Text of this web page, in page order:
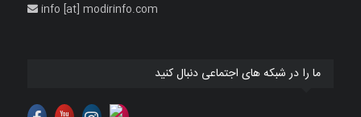
info [at] modirinfo.com
ما را در شبکه های اجتماعی دنبال کنید